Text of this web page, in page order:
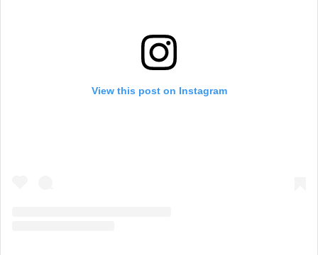
View this post on Instagram